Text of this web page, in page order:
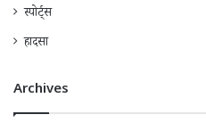
स्पोर्ट्स
हादसा
Archives